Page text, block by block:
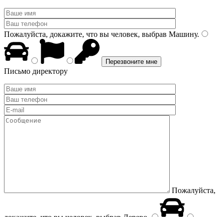
Пожалуйста, докажите, что вы человек, выбрав Машину.
Письмо директору
Пожалуйста,